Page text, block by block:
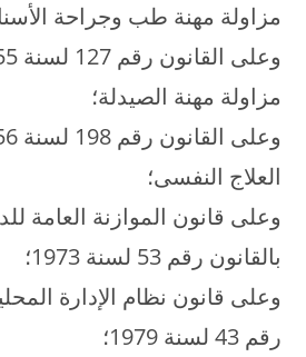
مزاولة مهنة طب وجراحة
مزاولة مهنة الصيدلة؛
العلاج النفسى؛
وعلى قانون الموازنة العامة
بالقانون رقم 53 لسنة 1973؛
وعلى قانون نظام الإدارة
رقم 43 لسنة 1979؛